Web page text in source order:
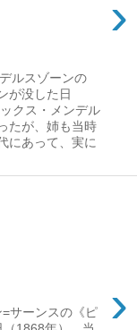
›
ルスゾーンの
が没した日
クス・メンデル
たが、姉も当時
にあって、実に
›
サーンスの《ピ